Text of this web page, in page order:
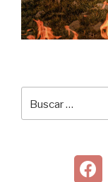
por: